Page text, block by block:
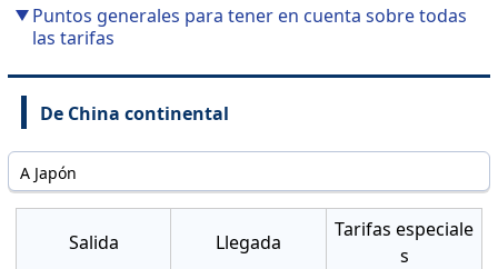
Puntos generales para tener en cuenta sobre todas
las tarifas
De China continental
A Japón
Salida Llegada
Tarifas especiale
s